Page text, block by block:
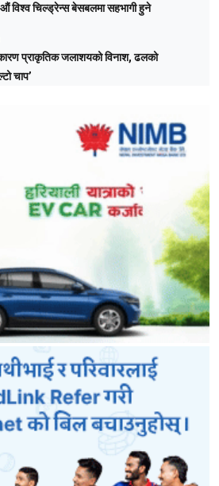
विश्व चिल्ड्रेन्स बेसबलमा सहभागी हुने
प्राकृतिक जलाशयको विनाश, ढलको
चाप’